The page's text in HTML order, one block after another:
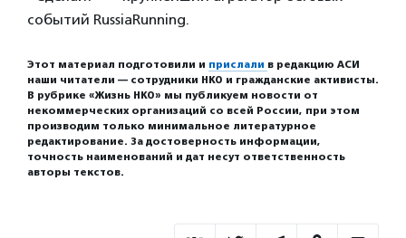
событий RussiaRunning.
Этот материал подготовили и прислали в редакцию АСИ
наши читатели — сотрудники НКО и гражданские активисты.
В рубрике «Жизнь НКО» мы публикуем новости от
некоммерческих организаций со всей России, при этом
производим только минимальное литературное
редактирование. За достоверность информации,
точность наименований и дат несут ответственность
авторы текстов.